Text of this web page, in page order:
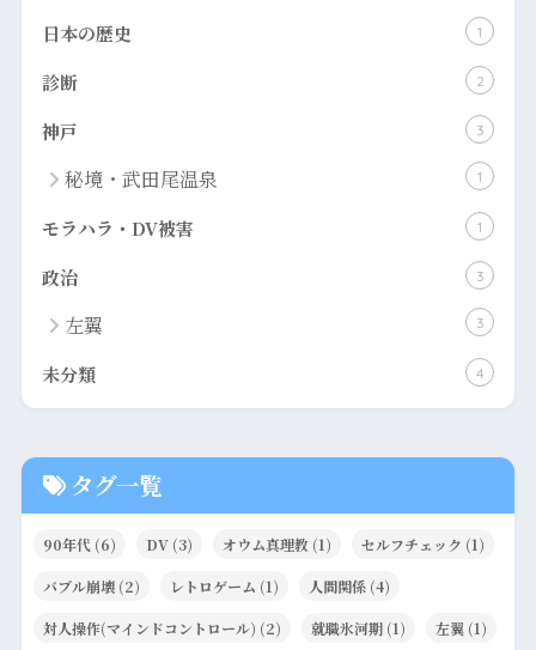
日本の歴史 1
診断 2
神戸 3
秘境・武田尾温泉 1
モラハラ・DV被害 1
政治 3
左翼 3
未分類 4
タグ一覧
90年代(6) DV(3) オウム真理教 (1) セルフチェック (1)
バブル崩壊(2) レトロゲーム (1) 人間関係(4)
対人操作(マインドコントロール) (2) 就職氷河期(1) 左翼(1)